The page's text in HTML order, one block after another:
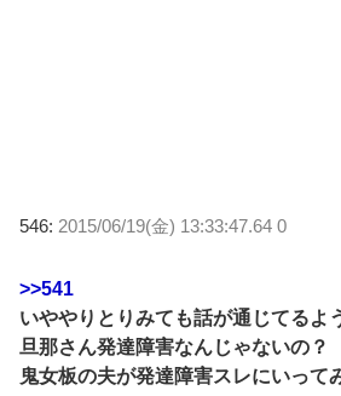
546: 2015/06/19(金) 13:33:47.64 0
>>541
いややりとりみても話が通じてる
旦那さん発達障害なんじゃないの？
鬼女板の夫が発達障害スレにいって